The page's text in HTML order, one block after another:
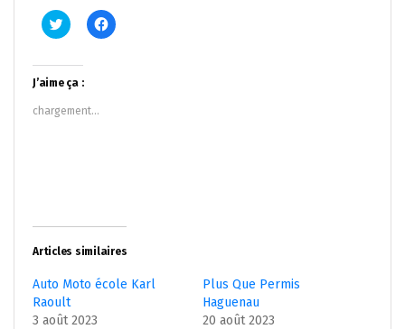
Cliquez
pour
Twitter(ouvre
dans
une
nouvelle
fenêtre)
Cliquez
pour
J’aime ça :
chargement…
Articles similaires
Auto Moto école Karl
Raoult
3 août 2023
Plus Que Permis
Haguenau
20 août 2023